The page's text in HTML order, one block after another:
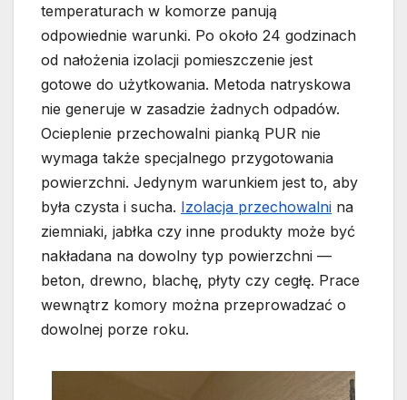
temperaturach w komorze panują
odpowiednie warunki. Po około 24 godzinach
od nałożenia izolacji pomieszczenie jest
gotowe do użytkowania. Metoda natryskowa
nie generuje w zasadzie żadnych odpadów.
Ocieplenie przechowalni pianką PUR nie
wymaga także specjalnego przygotowania
powierzchni. Jedynym warunkiem jest to, aby
była czysta i sucha. Izolacja przechowalni na
ziemniaki, jabłka czy inne produkty może być
nakładana na dowolny typ powierzchni —
beton, drewno, blachę, płyty czy cegłę. Prace
wewnątrz komory można przeprowadzać o
dowolnej porze roku.